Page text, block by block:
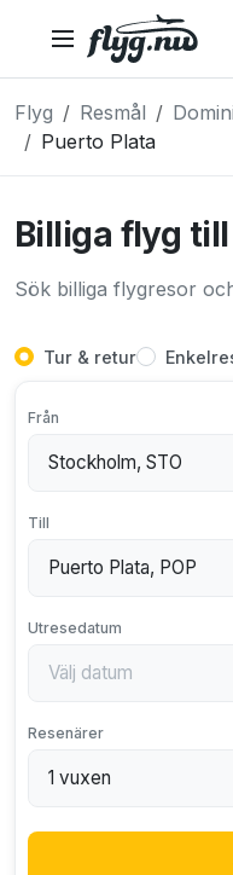
Flyg Resmål
Puerto Plata
Billiga flyg
Sök billiga flygresor
Tur & retur
Från
Till
Utresedatum
Resenärer